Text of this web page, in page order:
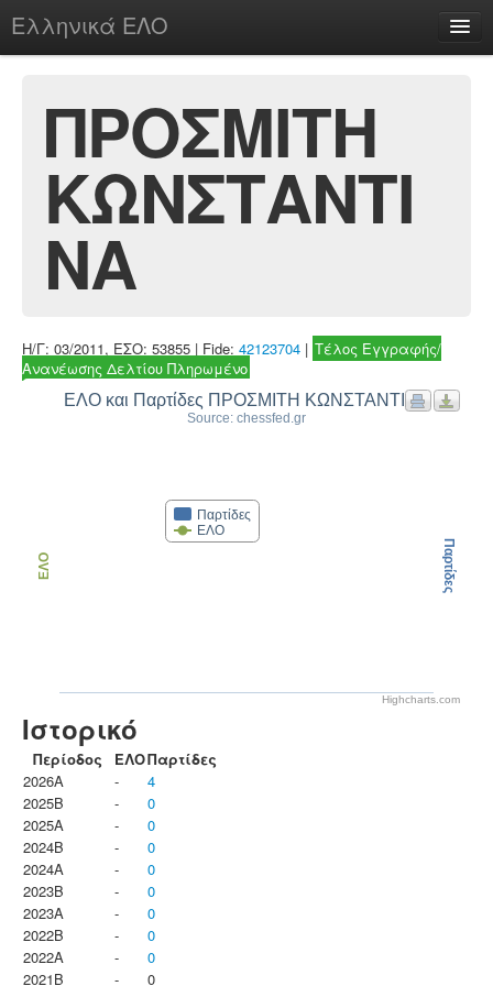
Ελληνικά ΕΛΟ
chesstu.be @ discord
Login
ΠΡΟΣΜΙΤΗ
ΚΩΝΣΤΑΝΤΙ
ΝΑ
Η/Γ: 03/2011, ΕΣΟ: 53855 | Fide: 42123704 | Τέλος Εγγραφής/
Ανανέωσης Δελτίου Πληρωμένο
ΕΛΟ και Παρτίδες ΠΡΟΣΜΙΤΗ ΚΩΝΣΤΑΝΤΙΝΑ
Source: chessfed.gr
Παρτίδες
ΕΛΟ
ΕΛΟ Παρτίδες
Highcharts.com
Ιστορικό
Περίοδος ΕΛΟΠαρτίδες
2026A
-
4
2025B
-
0
2025A
-
0
2024B
-
0
2024A
-
0
2023B
-
0
2023Α
-
0
2022B
-
0
2022A
-
0
2021B
- 0